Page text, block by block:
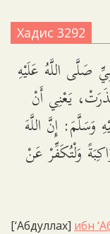
Хадис 3292
صَلَّى اللَّهُ عَلَيْهِ
يَعْنِي أَنْ
وَسَلَّمَ: إِنَّ اللَّهَ
وَلْتُكَفِّرْ عَنْ
[‘Абдуллах] ибн